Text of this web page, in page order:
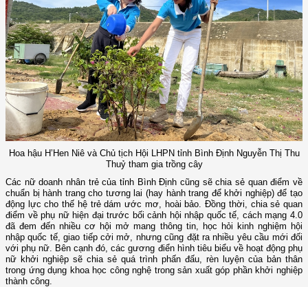
Hoa hậu H’Hen Niê và Chủ tịch Hội LHPN tỉnh Bình Định Nguyễn Thị Thu
Thuỷ tham gia trồng cây
Các nữ doanh nhân trẻ của tỉnh Bình Định cũng sẽ chia sẻ quan điểm về
chuẩn bị hành trang cho tương lai (hay hành trang để khởi nghiệp) để tạo
động lực cho thế hệ trẻ dám ước mơ, hoài bảo. Đồng thời, chia sẻ quan
điểm về phụ nữ hiện đại trước bối cảnh hội nhập quốc tế, cách mạng 4.0
đã đem đến nhiều cơ hội mở mang thông tin, học hỏi kinh nghiệm hội
nhập quốc tế, giao tiếp cởi mở, nhưng cũng đặt ra nhiều yêu cầu mới đối
với phụ nữ. Bên cạnh đó, các gương điển hình tiêu biểu về hoạt động phụ
nữ khởi nghiệp sẽ chia sẻ quá trình phấn đấu, rèn luyện của bản thân
trong ứng dụng khoa học công nghệ trong sản xuất góp phần khởi nghiệp
thành công.